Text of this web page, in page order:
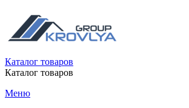
Каталог товаров
Каталог товаров
Меню